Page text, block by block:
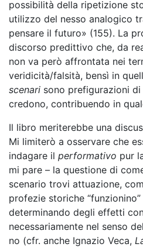
possibilità della ripetizione
utilizzo del nesso analogico
pensare il futuro» (155). La
discorso predittivo che, da
non va però affrontata nei
veridicità/falsità, bensì in
scenari sono prefigurazioni
credono, contribuendo in
Il libro meriterebbe una
Mi limiterò a osservare che
indagare il performativo pur
mi pare – la questione di
scenario trovi attuazione,
profezie storiche
determinando degli effetti
necessariamente nel senso
no (cfr. anche Ignazio Veca,